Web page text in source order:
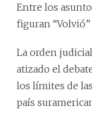
Entre los
figuran “Volvió”
La orden
atizado el
los límites de
país